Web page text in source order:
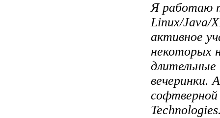
Я работаю
Linux/Java/
активное
некоторых
вечеринки.
Technologies